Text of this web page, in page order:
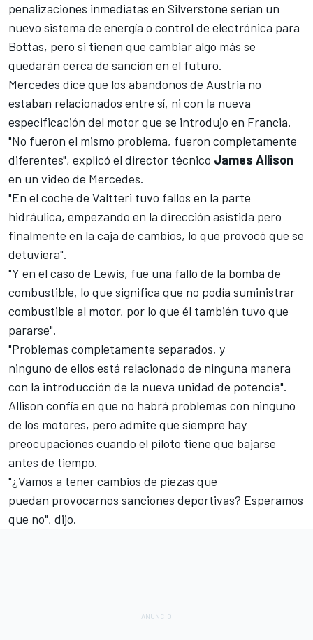
penalizaciones inmediatas en Silverstone serían un
nuevo sistema de energía o control de electrónica para
Bottas, pero si tienen que cambiar algo más se
quedarán cerca de sanción en el futuro.
Mercedes dice que los abandonos de Austria no
estaban relacionados entre sí, ni con la nueva
especificación del motor que se introdujo en Francia.
"No fueron el mismo problema, fueron completamente
diferentes", explicó el director técnico James Allison
en un video de Mercedes.
"En el coche de Valtteri tuvo fallos en la parte
hidráulica, empezando en la dirección asistida pero
finalmente en la caja de cambios, lo que provocó que se
detuviera".
"Y en el caso de Lewis, fue una fallo de la bomba de
combustible, lo que significa que no podía suministrar
combustible al motor, por lo que él también tuvo que
pararse".
"Problemas completamente separados, y
ninguno de ellos está relacionado de ninguna manera
con la introducción de la nueva unidad de potencia".
Allison confía en que no habrá problemas con ninguno
de los motores, pero admite que siempre hay
preocupaciones cuando el piloto tiene que bajarse
antes de tiempo.
"¿Vamos a tener cambios de piezas que
puedan provocarnos sanciones deportivas? Esperamos
que no", dijo.